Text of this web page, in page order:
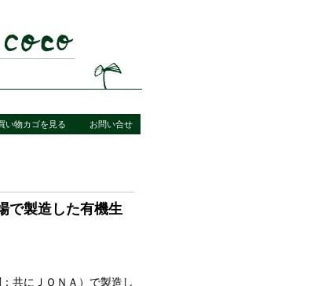
い物カゴを見る お問い合せ
で製造した有機生
共にＪＯＮＡ）で製造し